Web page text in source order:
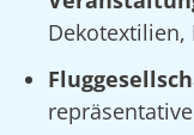
Dekotextilien,